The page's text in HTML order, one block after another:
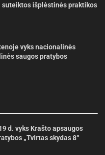
suteiktos išplėstinės praktikos
vyks nacionalinės
saugos pratybos
d. vyks Krašto apsaugos
„Tvirtas skydas 8“